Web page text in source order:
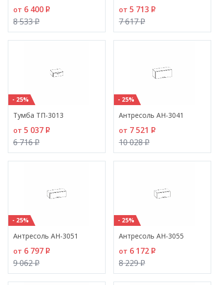
от 6 400 P
8 533P
от 5 713 P
7 617P
- 25%
Тумба ТП-3013
от 5 037 P
6 716P
- 25%
Антресоль АН-3041
от 7 521 P
10 028P
- 25%
Антресоль АН-3051
от 6 797 P
9 062P
- 25%
Антресоль АН-3055
от 6 172 P
8 229P